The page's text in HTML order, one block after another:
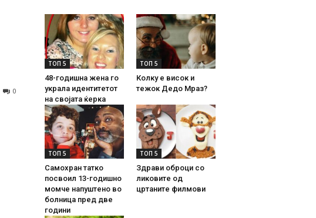
0
ТОП 5
48-годишна жена го
украла идентитетот
на својата ќерка
ТОП 5
Колку е висок и
тежок Дедо Мраз?
ТОП 5
Самохран татко
посвоил 13-годишно
момче напуштено во
болница пред две
години
ТОП 5
Здрави оброци со
ликовите од
цртаните филмови